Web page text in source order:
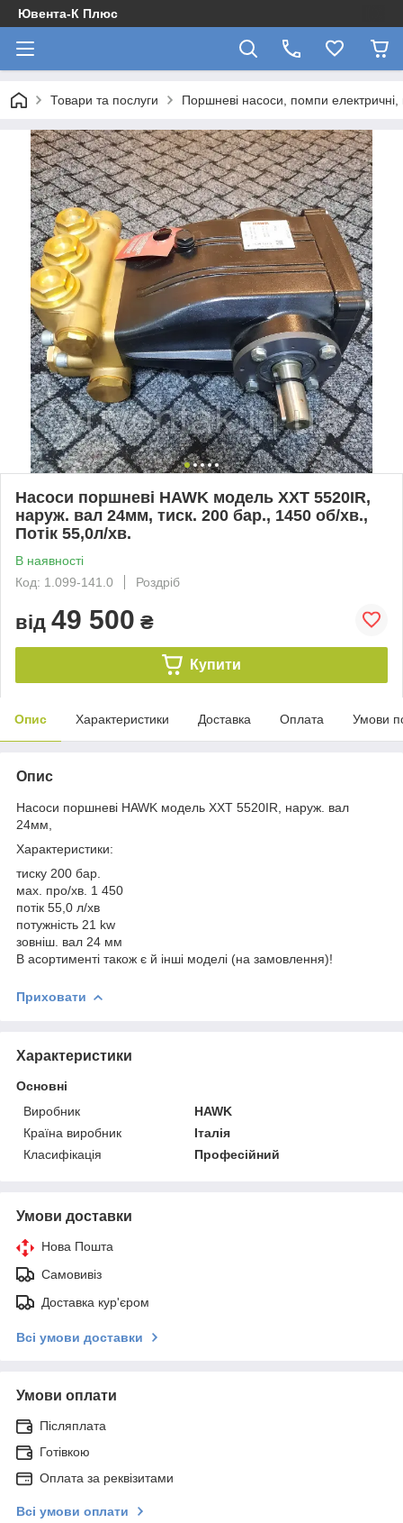
Ювента-К Плюс
Товари та послуги Поршневі насоси, помпи електричні,
Насоси поршневі HAWK модель XXT 5520IR,
наруж. вал 24мм, тиск. 200 бар., 1450 об/хв.,
Потік 55,0л/хв.
В наявності
Код: 1.099-141.0
Роздріб
від 49 500 ₴
Купити
Опис Характеристики Доставка Оплата Умови
Опис
Насоси поршневі HAWK модель XXT 5520IR, наруж. вал
24мм,
Характеристики:
тиску 200 бар.
маx. про/хв. 1 450
потік 55,0 л/хв
потужність 21 kw
зовніш. вал 24 мм
В асортименті також є й інші моделі (на замовлення)!
Приховати
Характеристики
Основні
Виробник
HAWK
Країна виробник
Італія
Класифікація
Професійний
Умови доставки
Нова Пошта
Самовивіз
Доставка кур'єром
Всі умови доставки
Умови оплати
Післяплата
Готівкою
Оплата за реквізитами
Всі умови оплати